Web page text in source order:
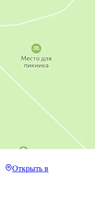
Открыть в